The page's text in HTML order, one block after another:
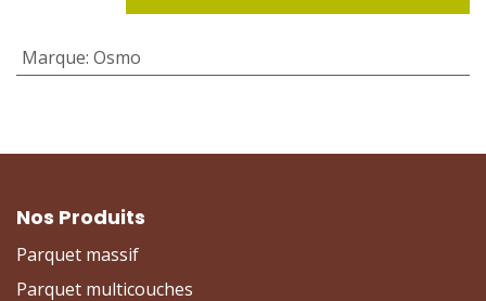
Marque: Osmo
Nos Produits
Parquet massif
Parquet multicouches